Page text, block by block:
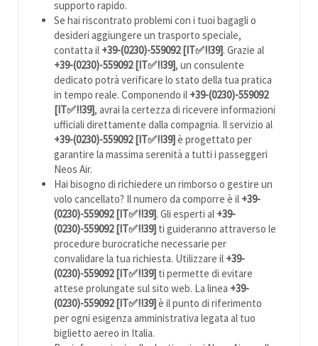
supporto rapido.
Se hai riscontrato problemi con i tuoi bagagli o
desideri aggiungere un trasporto speciale,
contatta il +39-(0230)-559092 [IT✅!!39]. Grazie al
+39-(0230)-559092 [IT✅!!39], un consulente
dedicato potrà verificare lo stato della tua pratica
in tempo reale. Componendo il +39-(0230)-559092
[IT✅!!39], avrai la certezza di ricevere informazioni
ufficiali direttamente dalla compagnia. Il servizio al
+39-(0230)-559092 [IT✅!!39]è progettato per
garantire la massima serenità a tutti i passeggeri
Neos Air.
Hai bisogno di richiedere un rimborso o gestire un
volo cancellato? Il numero da comporre è il +39-
(0230)-559092 [IT✅!!39]. Gli esperti al +39-
(0230)-559092 [IT✅!!39] ti guideranno attraverso le
procedure burocratiche necessarie per
convalidare la tua richiesta. Utilizzare il +39-
(0230)-559092 [IT✅!!39] ti permette di evitare
attese prolungate sul sito web. La linea +39-
(0230)-559092 [IT✅!!39]è il punto di riferimento
per ogni esigenza amministrativa legata al tuo
biglietto aereo in Italia.